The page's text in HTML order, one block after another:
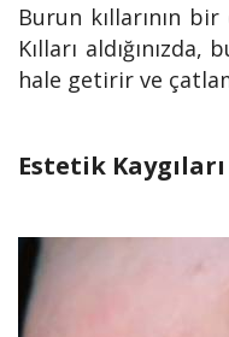
Burun kıllarının
Kılları
hale getirir ve
Estetik